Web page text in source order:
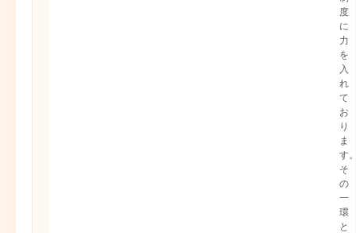
度
に
力
を
入
れ
て
お
り
ま
す
そ
の
一
環
と